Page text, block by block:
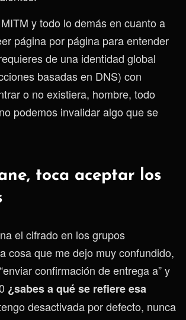
y todo lo demás en cuanto a
página por página para entender
de una identidad global
basadas en DNS) con
o no existiera, hombre, todo
podemos invalidar algo que se
toca aceptar los
el cifrado en los grupos
cosa que me dejo muy confundido,
confirmación de entrega a” y
¿sabes a qué se refiere esa
desactivada por defecto, nunca